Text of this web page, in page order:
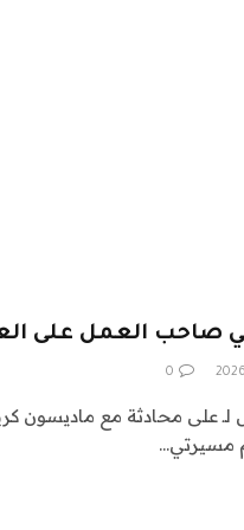
صاحب العمل على
0
لـ على محادثة مع ماديسون
مسيرتي…